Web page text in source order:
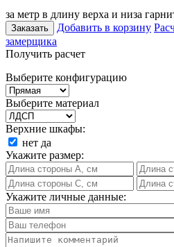
за метр в длину верха и низа
Заказать Добавить в корзину
замерщика
Получить расчет
Выберите конфигурацию
Выберите материал
Верхние шкафы:
нет да
Укажите размер:
Укажите личные данные: